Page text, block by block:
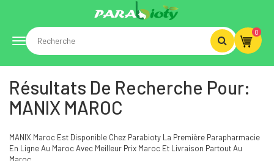
Toggle
navigation
0
Résultats De Recherche Pour:
MANIX MAROC
MANIX Maroc Est Disponible Chez Parabioty La Première Parapharmacie
En Ligne Au Maroc Avec Meilleur Prix Maroc Et Livraison Partout Au